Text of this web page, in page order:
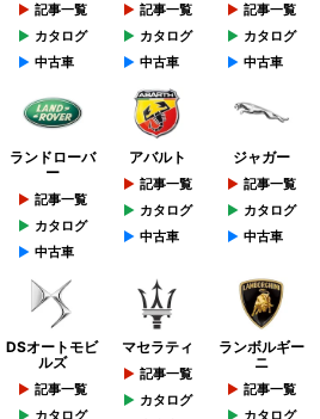
記事一覧
カタログ
中古車
記事一覧
カタログ
中古車
記事一覧
カタログ
中古車
ランドローバ
ー
記事一覧
カタログ
中古車
アバルト
記事一覧
カタログ
中古車
ジャガー
記事一覧
カタログ
中古車
DSオートモビ
ルズ
記事一覧
マセラティ
記事一覧
カタログ
ランボルギー
ニ
記事一覧